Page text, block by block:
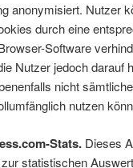
anonymisiert. Nutzer
durch eine
Software
Nutzer jedoch darauf
nicht
nutzen
Stats. Dieses
zur statistischen